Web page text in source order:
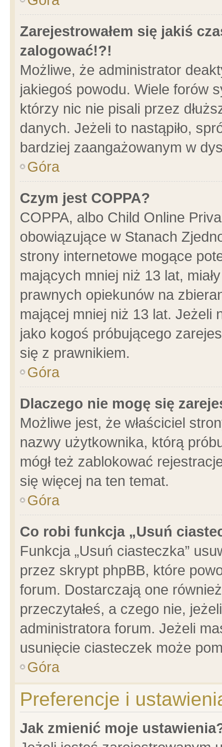
Zarejestrowałem się jakiś
zalogować!?!
Możliwe, że administrator
jakiegoś powodu. Wiele forów
którzy nic nie pisali przez
danych. Jeżeli to nastąpiło,
bardziej zaangażowanym w
Góra
Czym jest COPPA?
COPPA, albo Child Online
obowiązujące w Stanach
strony internetowe mogące
mających mniej niż 13 lat,
prawnych opiekunów na
mającej mniej niż 13 lat. Jeżeli
jako kogoś próbującego
się z prawnikiem.
Góra
Dlaczego nie mogę się
Możliwe jest, że właściciel
nazwy użytkownika, którą
mógł też zablokować
się więcej na ten temat.
Góra
Co robi funkcja „Usuń
Funkcja „Usuń ciasteczka”
przez skrypt phpBB, które
forum. Dostarczają one
przeczytałeś, a czego nie,
administratora forum. Jeżeli
usunięcie ciasteczek może
Góra
Preferencje i
Jak zmienić moje